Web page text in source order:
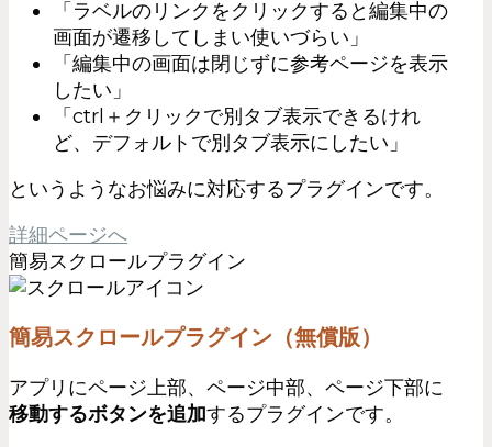
「ラベルのリンクをクリックすると編集中の
画面が遷移してしまい使いづらい」
「編集中の画面は閉じずに参考ページを表示
したい」
「ctrl＋クリックで別タブ表示できるけれ
ど、デフォルトで別タブ表示にしたい」
というようなお悩みに対応するプラグインです。
詳細ページへ
簡易スクロールプラグイン
簡易スクロールプラグイン（無償版）
アプリにページ上部、ページ中部、ページ下部に
移動するボタンを追加するプラグインです。